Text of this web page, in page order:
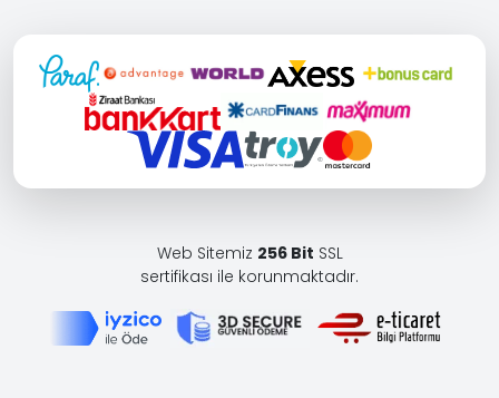
Web Sitemiz 256 Bit SSL
sertifikası ile korunmaktadır.